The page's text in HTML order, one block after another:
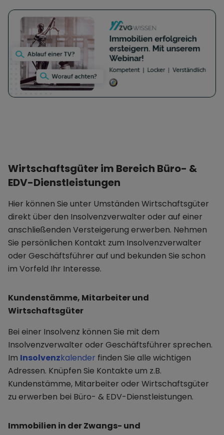
Wirtschaftsgüter im Bereich Büro- &
EDV-Dienstleistungen
Hier können Sie unter Umständen Wirtschaftsgüter
direkt über den Insolvenzverwalter oder auf einer
anschließenden Versteigerung erwerben. Nehmen
Sie persönlichen Kontakt zum Insolvenzverwalter
oder Geschäftsführer auf und bekunden Sie schon
im Vorfeld Ihr Interesse.
Kundenstämme, Mitarbeiter und
Wirtschaftsgüter
Bei einer Insolvenz können Sie mit dem
Insolvenzverwalter oder Geschäftsführer sprechen.
Im Insolvenzkalender finden Sie alle wichtigen
Adressen. Knüpfen Sie Kontakte um z.B.
Kundenstämme, Mitarbeiter oder Wirtschaftsgüter
zu erwerben bei Büro- & EDV-Dienstleistungen.
Immobilien in der Zwangs- und